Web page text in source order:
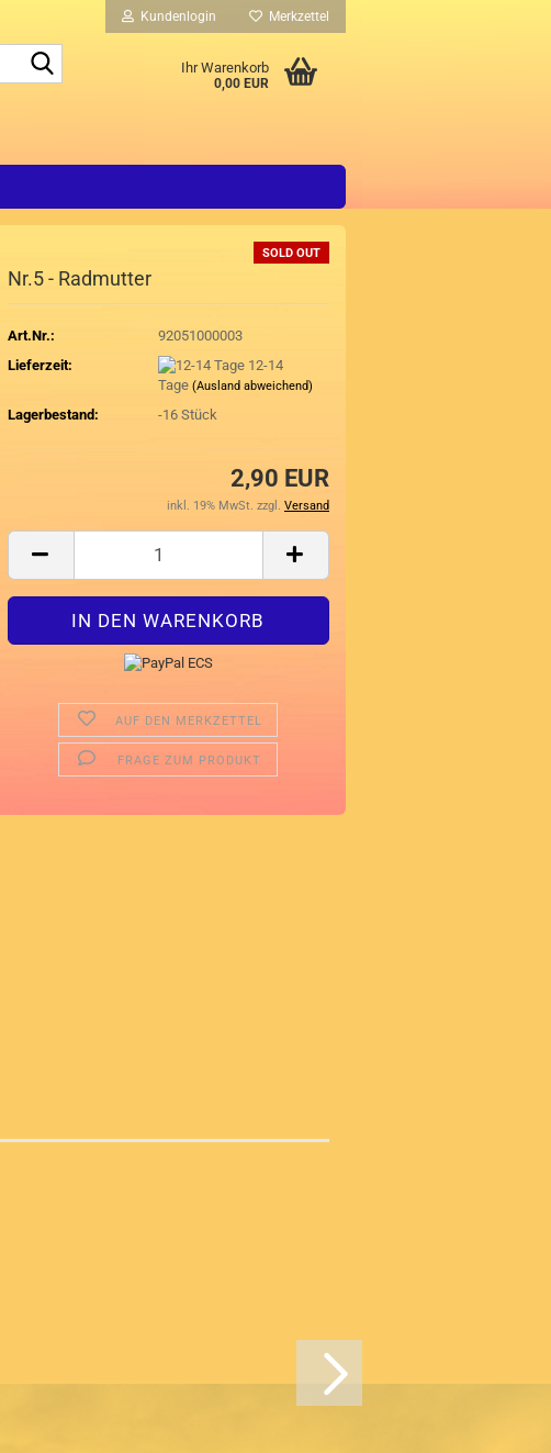
Kundenlogin Merkzettel
Ihr Warenkorb
0,00 EUR
SOLD OUT
Nr.5 - Radmutter
Art.Nr.:
92051000003
Lieferzeit:
12-14
Tage (Ausland abweichend)
Lagerbestand: -16 Stück
2,90 EUR
inkl. 19% MwSt. zzgl. Versand
AUF DEN MERKZETTEL
FRAGE ZUM PRODUKT